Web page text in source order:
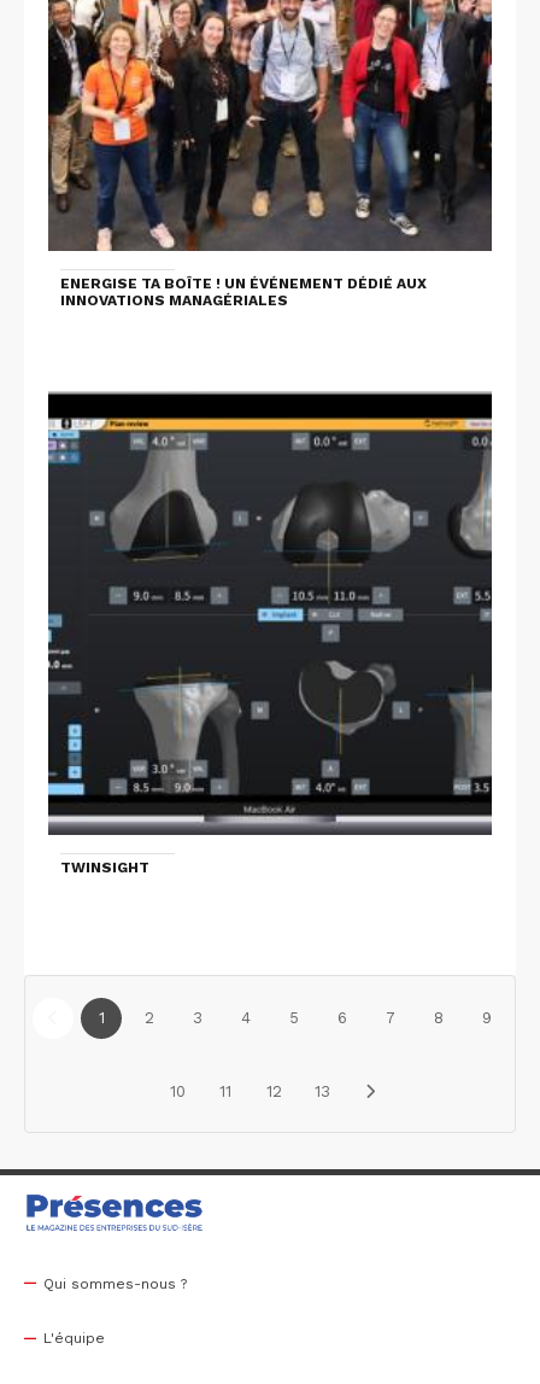
ENERGISE TA BOÎTE ! UN ÉVÉNEMENT DÉDIÉ AUX
INNOVATIONS MANAGÉRIALES
TWINSIGHT
1 2 3 4 5 6 7 8 9
10 11 12 13
Qui sommes-nous ?
L'équipe